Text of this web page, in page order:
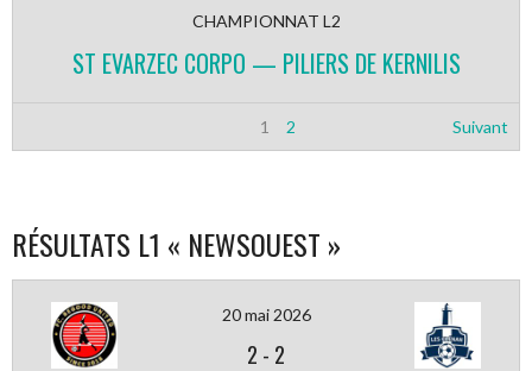
CHAMPIONNAT L2
ST EVARZEC CORPO — PILIERS DE KERNILIS
1 2 Suivant
RÉSULTATS L1 « NEWSOUEST »
20 mai 2026
2 - 2